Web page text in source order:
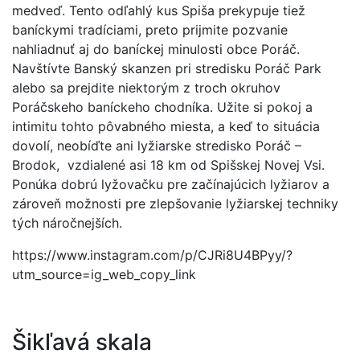
medveď. Tento odľahlý kus Spiša prekypuje tiež
baníckymi tradíciami, preto prijmite pozvanie
nahliadnuť aj do baníckej minulosti obce Poráč.
Navštívte Banský skanzen pri stredisku Poráč Park
alebo sa prejdite niektorým z troch okruhov
Poráčskeho baníckeho chodníka. Užite si pokoj a
intimitu tohto pôvabného miesta, a keď to situácia
dovolí, neobíďte ani lyžiarske stredisko Poráč –
Brodok, vzdialené asi 18 km od Spišskej Novej Vsi.
Ponúka dobrú lyžovačku pre začínajúcich lyžiarov a
zároveň možnosti pre zlepšovanie lyžiarskej techniky
tých náročnejších.
https://www.instagram.com/p/CJRi8U4BPyy/?
utm_source=ig_web_copy_link
Šikľavá skala